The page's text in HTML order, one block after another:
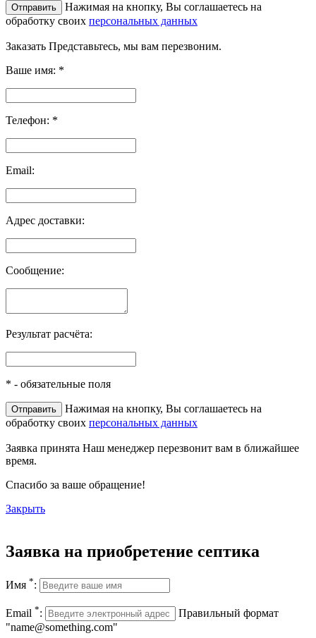
Нажимая на кнопку, Вы соглашаетесь на
обработку своих персональных данных
Заказать Представьтесь, мы вам перезвоним.
Ваше имя: *
Телефон: *
Email:
Адрес доставки:
Сообщение:
Результат расчёта:
* - обязательные поля
Нажимая на кнопку, Вы соглашаетесь на
обработку своих персональных данных
Заявка принята Наш менеджер перезвонит вам в ближайшее
время.
Спасибо за ваше обращение!
Закрыть
Заявка на приобретение септика
Имя *:
Email *:
Правильный формат
"name@something.com"